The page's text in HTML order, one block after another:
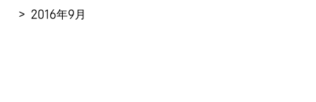
2016年9月